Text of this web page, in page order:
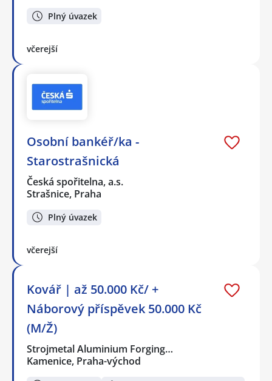
Plný úvazek
včerejší
Osobní bankéř/ka -
Starostrašnická
Česká spořitelna, a.s.
Strašnice, Praha
Plný úvazek
včerejší
Kovář | až 50.000 Kč/ +
Náborový příspěvek 50.000 Kč
(M/Ž)
Strojmetal Aluminium Forging…
Kamenice, Praha-východ